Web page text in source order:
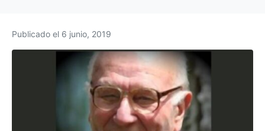
Publicado el 6 junio, 2019